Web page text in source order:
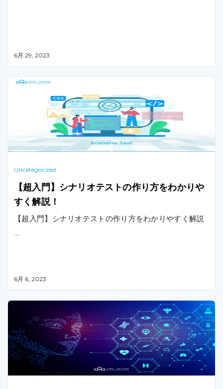
6月 29, 2023
Uncategorized
【超入門】シナリオテストの作り方をわかりや
すく解説！
【超入門】シナリオテストの作り方をわかりやすく解説
…
6月 6, 2023